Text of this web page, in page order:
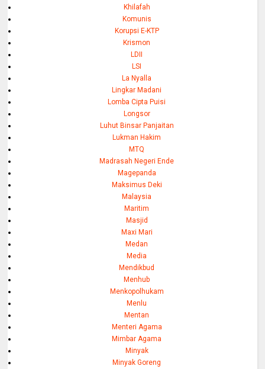
Khilafah
Komunis
Korupsi E-KTP
Krismon
LDII
LSI
La Nyalla
Lingkar Madani
Lomba Cipta Puisi
Longsor
Luhut Binsar Panjaitan
Lukman Hakim
MTQ
Madrasah Negeri Ende
Magepanda
Maksimus Deki
Malaysia
Maritim
Masjid
Maxi Mari
Medan
Media
Mendikbud
Menhub
Menkopolhukam
Menlu
Mentan
Menteri Agama
Mimbar Agama
Minyak
Minyak Goreng